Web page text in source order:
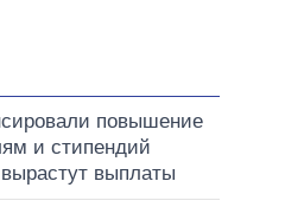
повышение
и стипендий
выплаты